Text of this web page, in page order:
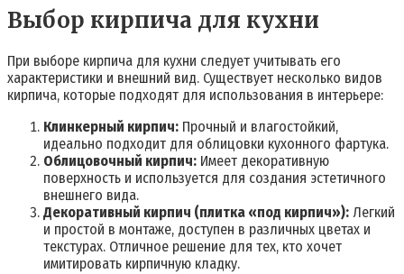
Выбор кирпича для кухни
При выборе кирпича для кухни следует учитывать его
характеристики и внешний вид. Существует несколько видов
кирпича, которые подходят для использования в интерьере:
Клинкерный кирпич: Прочный и влагостойкий,
идеально подходит для облицовки кухонного фартука.
Облицовочный кирпич: Имеет декоративную
поверхность и используется для создания эстетичного
внешнего вида.
Декоративный кирпич (плитка «под кирпич»): Легкий
и простой в монтаже, доступен в различных цветах и
текстурах. Отличное решение для тех, кто хочет
имитировать кирпичную кладку.